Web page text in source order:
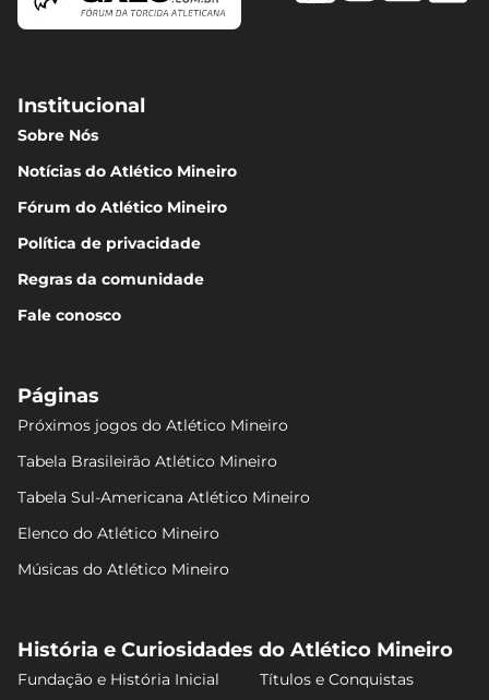
Institucional
Sobre Nós
Notícias do Atlético Mineiro
Fórum do Atlético Mineiro
Política de privacidade
Regras da comunidade
Fale conosco
Páginas
Próximos jogos do Atlético Mineiro
Tabela Brasileirão Atlético Mineiro
Tabela Sul-Americana Atlético Mineiro
Elenco do Atlético Mineiro
Músicas do Atlético Mineiro
História e Curiosidades do Atlético Mineiro
Fundação e História Inicial
Títulos e Conquistas